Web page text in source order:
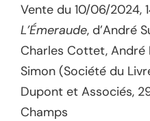
Vente du 10/06/2024,
L’Émeraude, d’André
Charles Cottet, André
Simon (Société du
Dupont et Associés,
Champs